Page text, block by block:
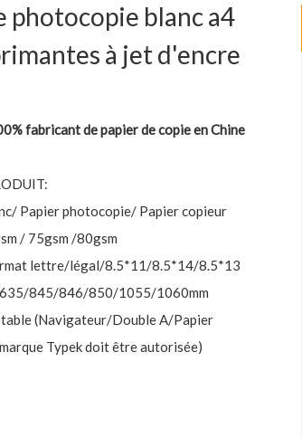
photocopie blanc a4
à jet d'encre
fabricant de papier de copie en Chine
Papier photocopie/ Papier copieur
/ 75gsm /80gsm
lettre/légal/8.5*11/8.5*14/8.5*13
635/845/846/850/1055/1060mm
(Navigateur/Double A/Papier
Typek doit être autorisée)